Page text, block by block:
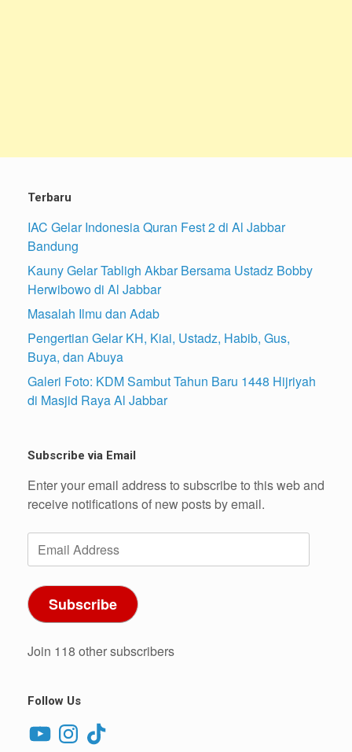
Terbaru
IAC Gelar Indonesia Quran Fest 2 di Al Jabbar
Bandung
Kauny Gelar Tabligh Akbar Bersama Ustadz Bobby
Herwibowo di Al Jabbar
Masalah Ilmu dan Adab
Pengertian Gelar KH, Kiai, Ustadz, Habib, Gus,
Buya, dan Abuya
Galeri Foto: KDM Sambut Tahun Baru 1448 Hijriyah
di Masjid Raya Al Jabbar
Subscribe via Email
Enter your email address to subscribe to this web and
receive notifications of new posts by email.
Email
Address
Subscribe
Join 118 other subscribers
Follow Us
YouTubeInstagram
TikTok